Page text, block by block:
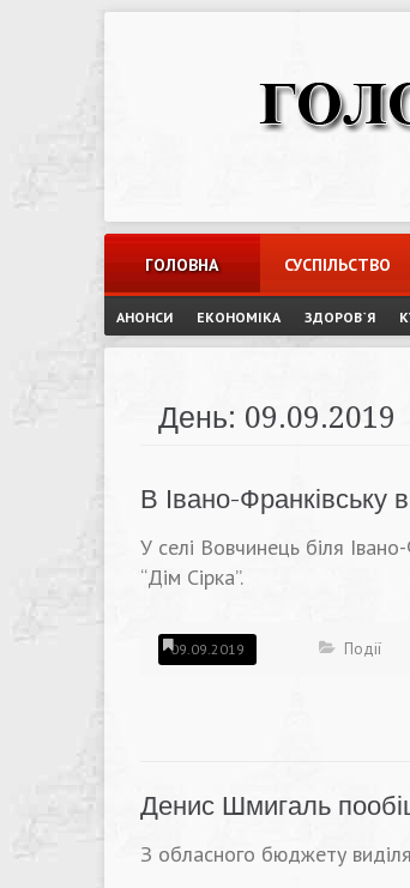
ГОЛОВНА СУСПІЛЬСТВО
АНОНСИ ЕКОНОМІКА ЗДОРОВ`Я
День: 09.09.2019
В Івано-Франківську
У селі Вовчинець біля Івано-
“Дім Сірка”.
09.09.2019 Події
Денис Шмигаль
З обласного бюджету